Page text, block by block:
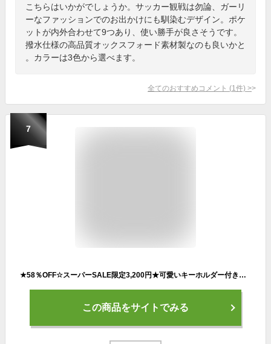
こちらはいかがでしょうか。サッカー観戦は勿論、ガーリ
ーなファッションでのお出かけにも馴染むデザイン。ポケ
ットが内外合わせて9つあり、使い勝手が良さそうです。
撥水仕様の高品質オックスフォード素材製なのも良いかと
。カラーは3色から選べます。
全てのおすすめコメント (1 件) >
7
★58％OFF☆スーパーSALE限定3,200円★可愛いキーホルダー付き★送料無料 リュック レディース リュックサック バックパック メンズ 男女兼用 ナイロン 大容量 軽量 黒 白 赤 防水 a4 pc 2way 韓国 人気 おしゃれ かわいい おすすめ 多機能
この商品をサイトでみる